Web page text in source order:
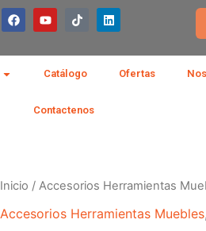
F
a
c
b
Y
o
u
u
b
T
i
o
k
L
i
n
e
Catálogo Ofertas
Contactenos
Inicio / Accesorios Herramientas
Accesorios Herramientas Muebles